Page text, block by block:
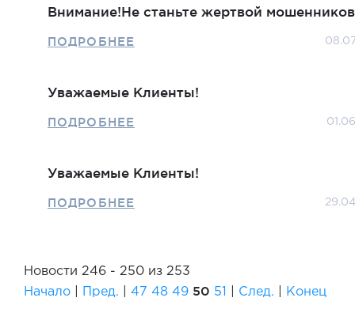
Внимание!Не станьте жертвой
ПОДРОБНЕЕ
Уважаемые Клиенты!
ПОДРОБНЕЕ
Уважаемые Клиенты!
ПОДРОБНЕЕ
Новости 246 - 250 из 253
Начало
Пред. 47 48 49 50 51 След. Конец